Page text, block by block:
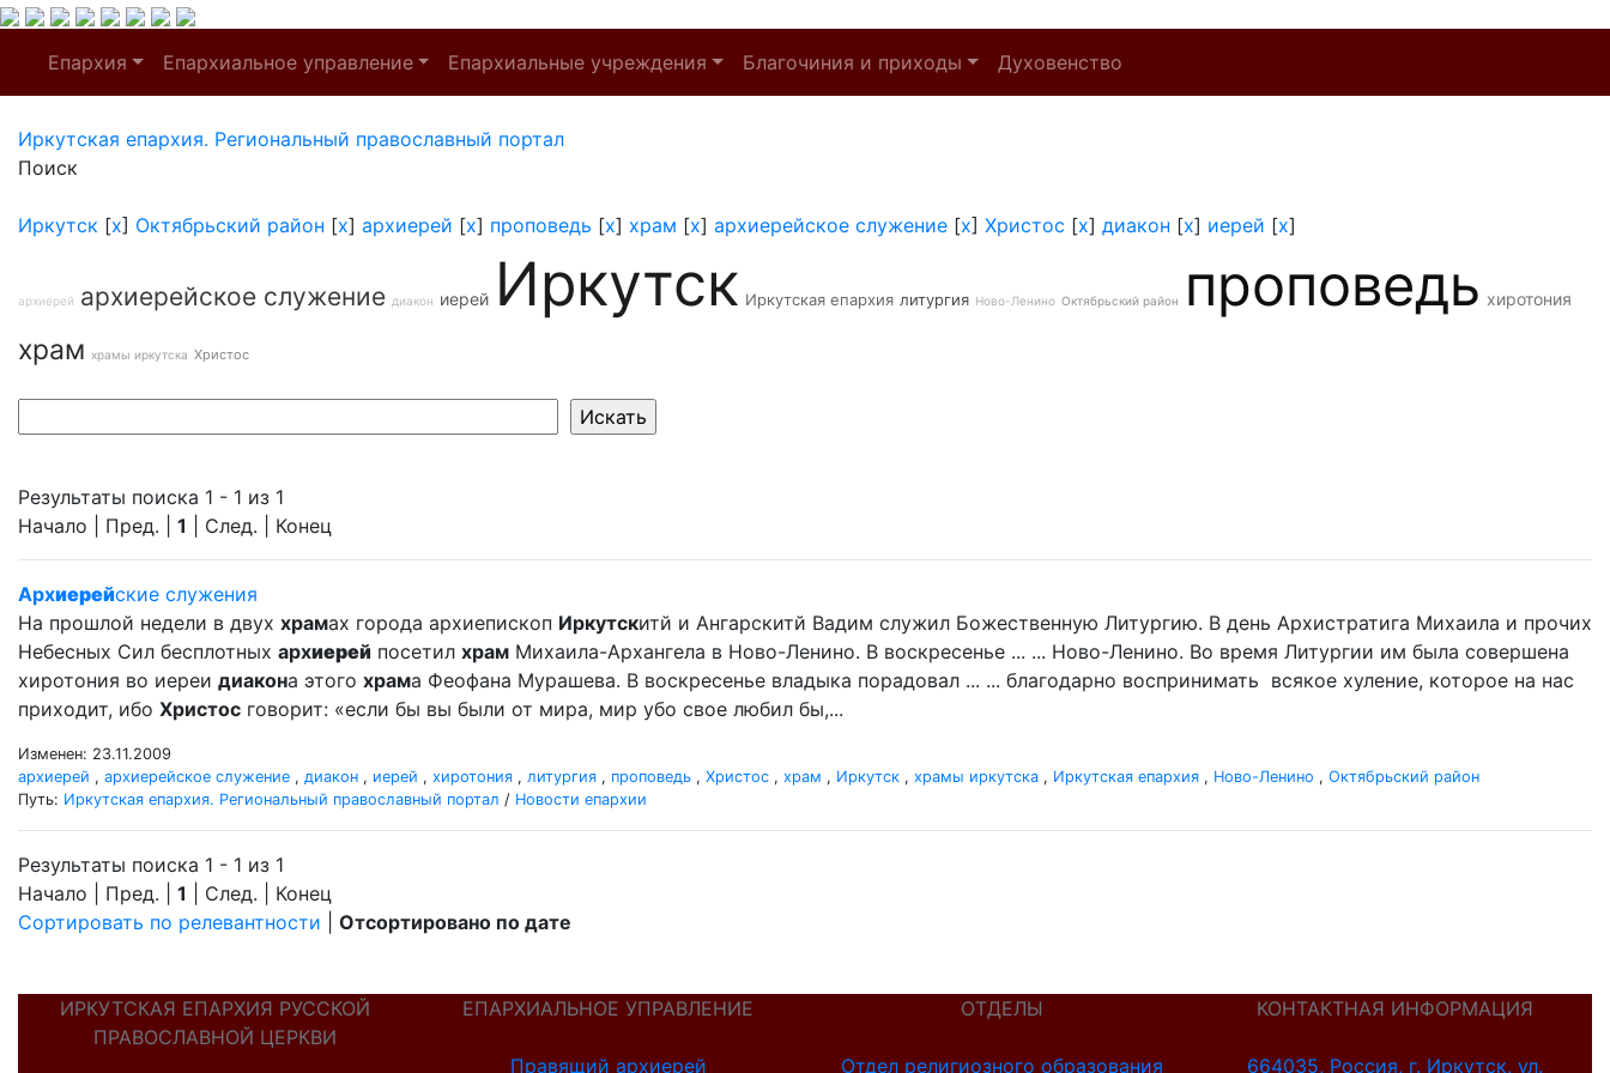
Епархия Епархиальное управление Епархиальные учреждения Благочиния и приходы Духовенство
Иркутская епархия. Региональный православный портал
Поиск
Иркутск [x] Октябрьский район [x] архиерей [x] проповедь [x] храм [x] архиерейское служение [x] Христос [x] диакон [x] иерей [x]
архиерей архиерейское служение диакон иерей Иркутск Иркутская епархия литургия Ново-Ленино Октябрьский район проповедь хиротония
храм храмы иркутска Христос
Результаты поиска 1 - 1 из 1
Начало | Пред. | 1 | След. | Конец
Архиерейские служения
На прошлой недели в двух храмах города архиепископ Иркутскитй и Ангарскитй Вадим служил Божественную Литургию. В день Архистратига Михаила и прочих
Небесных Сил бесплотных архиерей посетил храм Михаила-Архангела в Ново-Ленино. В воскресенье ... ... Ново-Ленино. Во время Литургии им была совершена
хиротония во иереи диакона этого храма Феофана Мурашева. В воскресенье владыка порадовал ... ... благодарно воспринимать всякое хуление, которое на нас
приходит, ибо Христос говорит: «если бы вы были от мира, мир убо свое любил бы,...
Изменен: 23.11.2009
архиерей , архиерейское служение , диакон , иерей , хиротония , литургия , проповедь , Христос , храм , Иркутск , храмы иркутска , Иркутская епархия , Ново-Ленино , Октябрьский район
Путь: Иркутская епархия. Региональный православный портал / Новости епархии
Результаты поиска 1 - 1 из 1
Начало | Пред. | 1 | След. | Конец
Сортировать по релевантности
Отсортировано по дате
ИРКУТСКАЯ ЕПАРХИЯ РУССКОЙ
ПРАВОСЛАВНОЙ ЦЕРКВИ
ЕПАРХИАЛЬНОЕ УПРАВЛЕНИЕ
Правящий архиерей
ОТДЕЛЫ
Отдел религиозного образования
КОНТАКТНАЯ ИНФОРМАЦИЯ
664035, Россия, г. Иркутск, ул.